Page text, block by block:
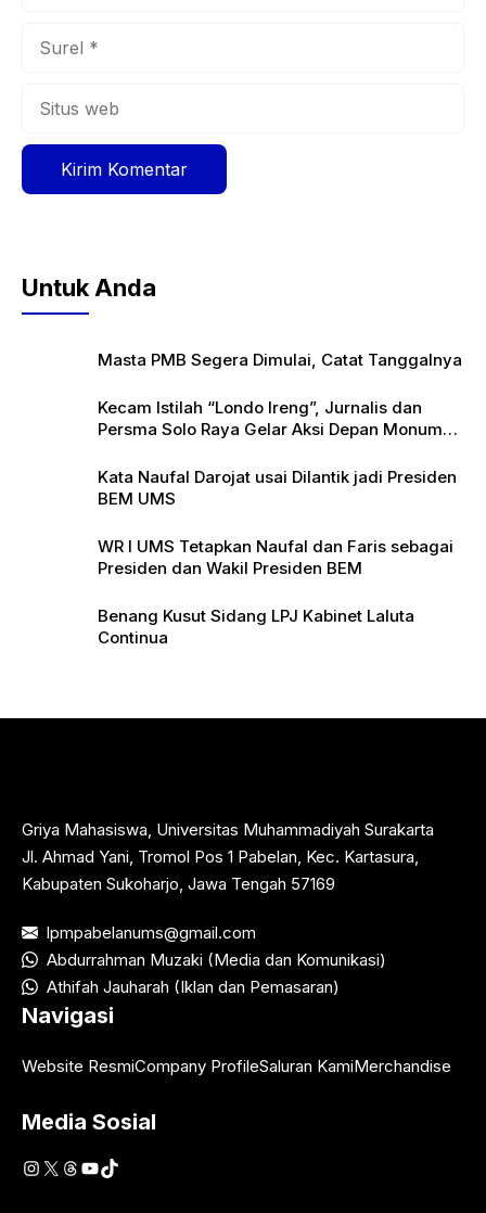
Untuk Anda
Masta PMB Segera Dimulai, Catat Tanggalnya
Kecam Istilah “Londo Ireng”, Jurnalis dan
Persma Solo Raya Gelar Aksi Depan Monumen
Kata Naufal Darojat usai Dilantik jadi Presiden
BEM UMS
WR I UMS Tetapkan Naufal dan Faris sebagai
Presiden dan Wakil Presiden BEM
Benang Kusut Sidang LPJ Kabinet Laluta
Continua
Griya Mahasiswa, Universitas Muhammadiyah Surakarta
Jl. Ahmad Yani, Tromol Pos 1 Pabelan, Kec. Kartasura,
Kabupaten Sukoharjo, Jawa Tengah 57169
lpmpabelanums@gmail.com
Abdurrahman Muzaki (Media dan Komunikasi)
Athifah Jauharah (Iklan dan Pemasaran)
Navigasi
Website ResmiCompany ProfileSaluran KamiMerchandise
Media Sosial
Instagram
X Threads
YouTube
TikTok